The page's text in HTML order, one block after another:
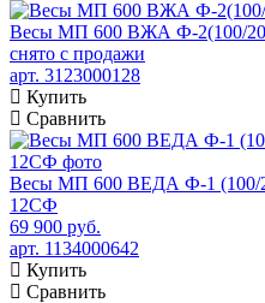
Весы МП 600 ВЖА Ф-2(100/
снято с продажи
арт. 3123000128
Купить
Сравнить
Весы МП 600 ВЕДА Ф-1 (100/
12СФ
69 900 руб.
арт. 1134000642
Купить
Сравнить